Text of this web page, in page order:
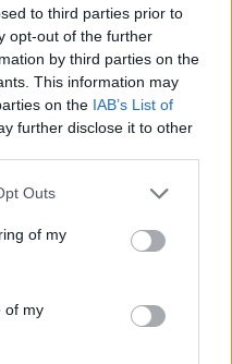
to third parties prior to
opt-out of the further
by third parties on the
This information may
on the IAB’s List of
further disclose it to other
uses one or more Google
You may click to
its third-party tags to
purposes in below Google
Outs
of my
of my
fény jut,
Ezen a
volt egy olyan
fa ki volt
vagyok, hogy
fának azért van
a holtfa fontos az
de természetesen
lehetnek,